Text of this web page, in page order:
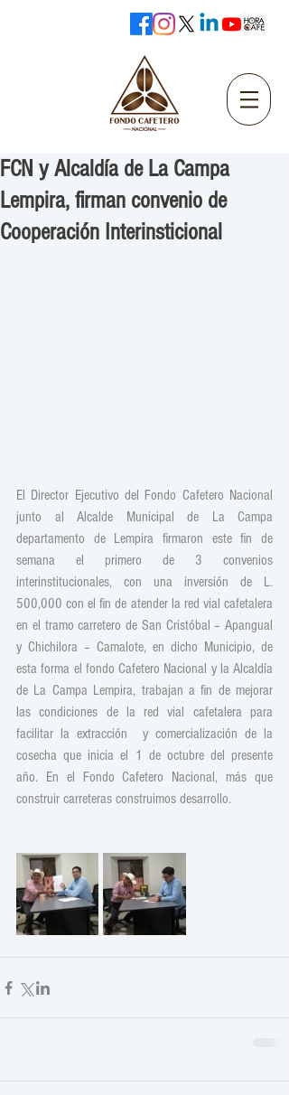
FCN y Alcaldía de La Campa
Lempira, firman convenio de
Cooperación Interinsticional
El Director Ejecutivo del Fondo Cafetero Nacional
junto al Alcalde Municipal de La Campa
departamento de Lempira firmaron este fin de
semana el primero de 3 convenios
interinstitucionales, con una inversión de L.
500,000 con el fin de atender la red vial cafetalera
en el tramo carretero de San Cristóbal – Apangual
y Chichilora – Camalote, en dicho Municipio, de
esta forma el fondo Cafetero Nacional y la Alcaldía
de La Campa Lempira, trabajan a fin de mejorar
las condiciones de la red vial cafetalera para
facilitar la extracción  y comercialización de la
cosecha que inicia el 1 de octubre del presente
año. En el Fondo Cafetero Nacional, más que
construir carreteras construimos desarrollo.